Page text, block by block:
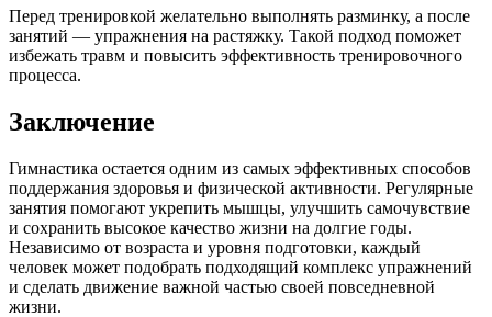
Перед тренировкой желательно выполнять разминку, а после
занятий — упражнения на растяжку. Такой подход поможет
избежать травм и повысить эффективность тренировочного
процесса.
Заключение
Гимнастика остается одним из самых эффективных способов
поддержания здоровья и физической активности. Регулярные
занятия помогают укрепить мышцы, улучшить самочувствие
и сохранить высокое качество жизни на долгие годы.
Независимо от возраста и уровня подготовки, каждый
человек может подобрать подходящий комплекс упражнений
и сделать движение важной частью своей повседневной
жизни.